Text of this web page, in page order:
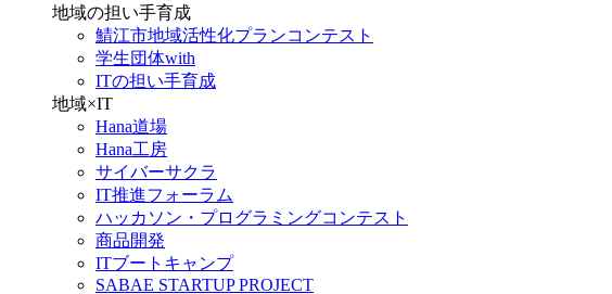
地域の担い手育成
鯖江市地域活性化プランコンテスト
学生団体with
ITの担い手育成
地域×IT
Hana道場
Hana工房
サイバーサクラ
IT推進フォーラム
ハッカソン・プログラミングコンテスト
商品開発
ITブートキャンプ
SABAE STARTUP PROJECT